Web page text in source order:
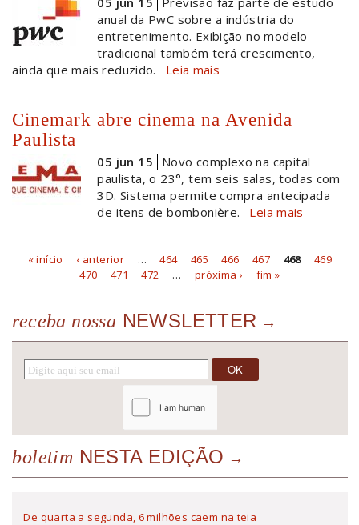
anual da PwC sobre a indústria do
entretenimento. Exibição no modelo
tradicional também terá crescimento,
ainda que mais reduzido.
Leia mais
Cinemark abre cinema na Avenida
Paulista
05 jun 15
Novo complexo na capital
paulista, o 23°, tem seis salas, todas com
3D. Sistema permite compra antecipada
de itens de bombonière.
Leia mais
Páginas
« início ‹ anterior … 464 465 466 467 468
469
470
471 472 … próxima › fim »
receba nossa NEWSLETTER
boletim NESTA EDIÇÃO
De quarta a segunda, 6 milhões caem na teia